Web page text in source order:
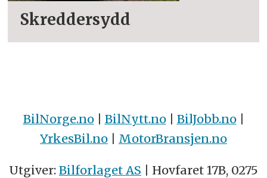
Skreddersydd
BilNorge.no| BilNytt.no| BilJobb.no|
YrkesBil.no | MotorBransjen.no
Utgiver: Bilforlaget AS | Hovfaret 17B, 0275